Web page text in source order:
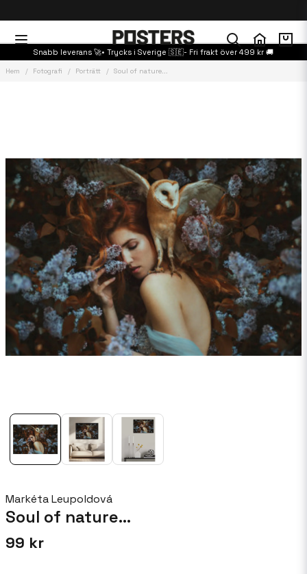
Snabb leverans 🚀• Trycks i Sverige 🇸🇪- Fri frakt över 499 kr 🚚
Hem Fotografi Porträtt Soul of nature...
Markéta Leupoldová
Soul of nature...
99 kr